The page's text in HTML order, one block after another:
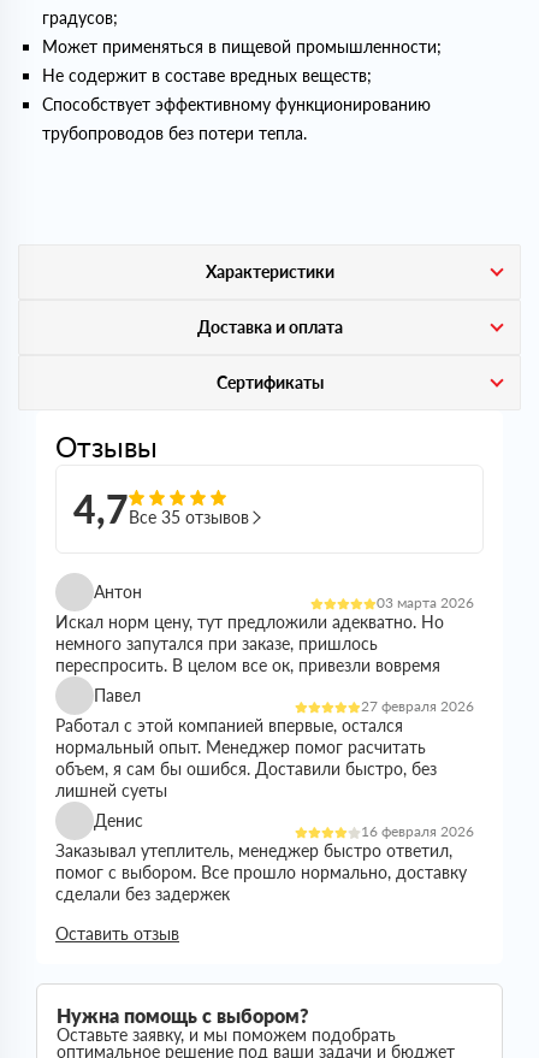
градусов;
Может применяться в пищевой промышленности;
Не содержит в составе вредных веществ;
Способствует эффективному функционированию
трубопроводов без потери тепла.
Характеристики
Доставка и оплата
Сертификаты
Отзывы
4,7Все 35 отзывов
Антон
03 марта 2026
Искал норм цену, тут предложили адекватно. Но
немного запутался при заказе, пришлось
переспросить. В целом все ок, привезли вовремя
Павел
27 февраля 2026
Работал с этой компанией впервые, остался
нормальный опыт. Менеджер помог расчитать
объем, я сам бы ошибся. Доставили быстро, без
лишней суеты
Денис
16 февраля 2026
Заказывал утеплитель, менеджер быстро ответил,
помог с выбором. Все прошло нормально, доставку
сделали без задержек
Искал утеплитель подешевле, тут предложили норм
Оставить отзыв
Нужна помощь с выбором?
Оставьте заявку, и мы поможем подобрать
оптимальное решение под ваши задачи и бюджет